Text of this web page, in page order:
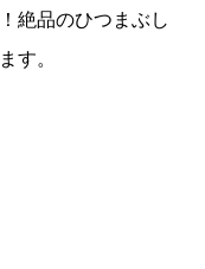
絶品のひつまぶし
す。